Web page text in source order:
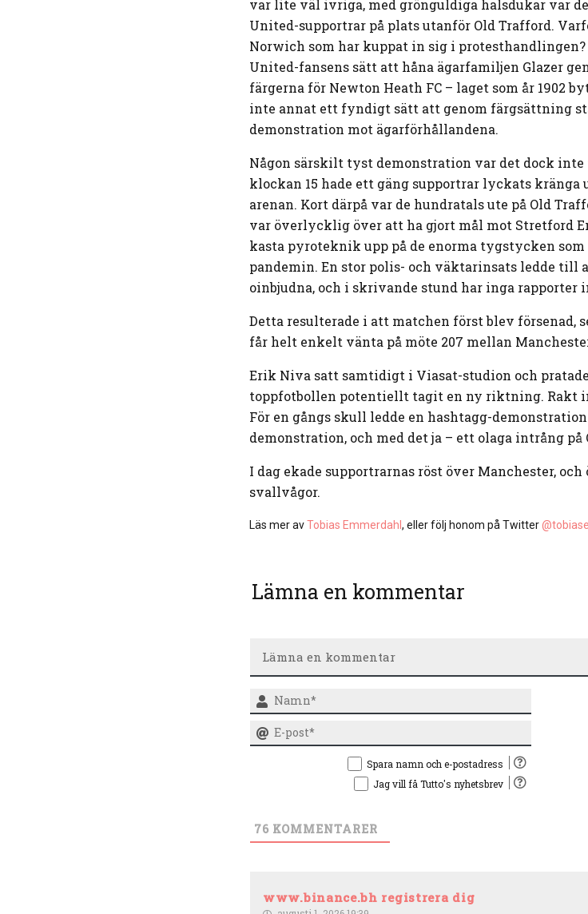
var lite väl ivriga, med grönguldiga halsdukar var
United-supportrar på plats utanför Old Trafford.
Norwich som har kuppat in sig i
United-fansens sätt att håna ägarfamiljen Glazer
färgerna för Newton Heath FC – laget som år 1902
inte annat ett fyndigt sätt att genom färgsättning
demonstration mot ägarförhållandena.
Någon särskilt tyst demonstration var det dock
klockan 15 hade ett gäng supportrar lyckats kränga
arenan. Kort därpå var de hundratals ute på Old
var överlycklig över att ha gjort mål mot Stretford
kasta pyroteknik upp på de enorma tygstycken
pandemin. En stor polis- och väktarinsats ledde till
oinbjudna, och i skrivande stund har inga rapporter
Detta resulterade i att matchen först blev försenad,
får helt enkelt vänta på möte 207 mellan
Erik Niva satt samtidigt i Viasat-studion och
toppfotbollen potentiellt tagit en ny riktning. Rakt
För en gångs skull ledde en hashtagg-
demonstration, och med det ja – ett olaga intrång på
I dag ekade supportrarnas röst över Manchester,
svallvågor.
Läs mer avTobias Emmerdahl , eller följ honom på Twitter
Lämna en kommentar
post*
Spara namn och e-postadress
Jag vill få Tutto's nyhetsbrev
76 KOMMENTARER
www.binance.bh registrera dig